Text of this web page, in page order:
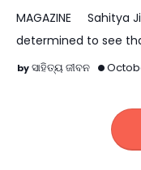
MAGAZINE Sahitya
determined to see
Ar…ସାହିତ୍ୟ ଜୀବନ